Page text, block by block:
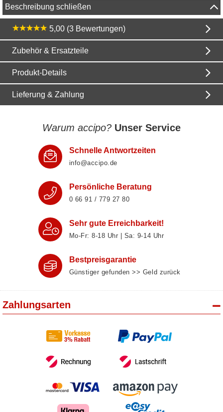
Beschreibung schließen
5,00 (3 Bewertungen)
Zubehör & Ersatzteile
Produkt-Details
Lieferung & Zahlung
Warum accipo? Unser Service
Schnelle Antwortzeiten
info@accipo.de
Persönliche Beratung
0 66 91 / 779 27 80
Sehr gute Erreichbarkeit!
Mo-Fr: 8‑18 Uhr | Sa: 9‑14 Uhr
Bestpreisgarantie
Günstiger gefunden >> Geld zurück
Zahlungsarten